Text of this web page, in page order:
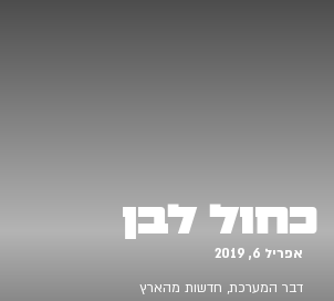
כחול לבן
אפריל 6, 2019
דבר המערכת, חדשות מהארץ